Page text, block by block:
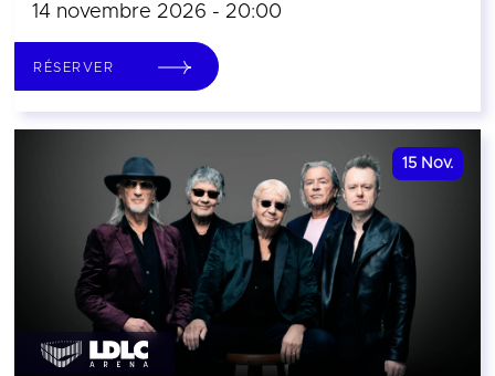
14 novembre 2026 - 20:00
RÉSERVER
15 Nov.